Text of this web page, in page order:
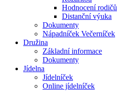
Hodnocení rodičů
Distanční výuka
Dokumenty
Nápadníček Večerníček
Družina
Základní informace
Dokumenty
Jídelna
Jídelníček
Online jídelníček